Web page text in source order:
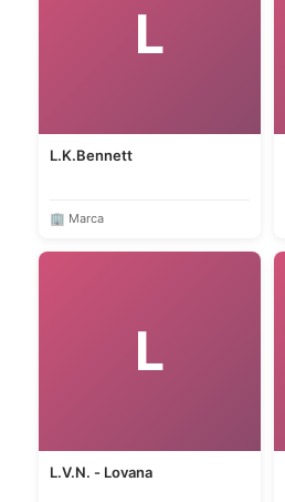
L
L.K.Bennett
🏢 Marca
L
L.V.N. - Lovana